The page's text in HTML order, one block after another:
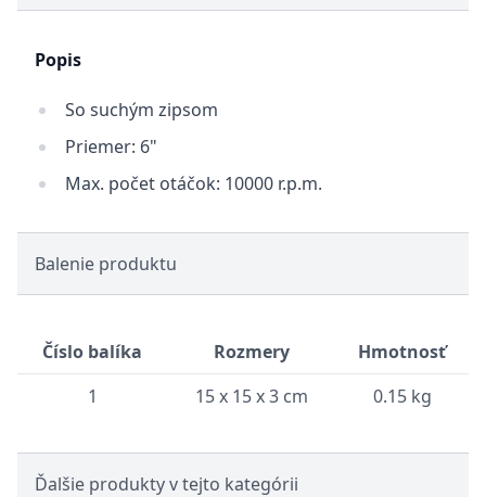
Popis
So suchým zipsom
Priemer: 6"
Max. počet otáčok: 10000 r.p.m.
Balenie produktu
Číslo balíka Rozmery
Hmotnosť
1
15 x 15 x 3 cm 0.15 kg
Ďalšie produkty v tejto kategórii